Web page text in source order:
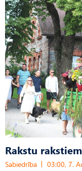
Rakstu
Sabiedrība 03:00, 7.